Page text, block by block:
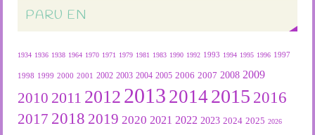
PARU EN
1934 1936 1938 1964 1970 1971 1979 1981 1983 1990 1992 1993 1994 1995 1996 1997
1998 1999 2000 2001 2002 2003 2004 2005 2006 2007 2008 2009
2010 2011 2012 2013 2014 2015 2016
2017 2018 2019 2020 2021 2022 2023 2024 2025 2026